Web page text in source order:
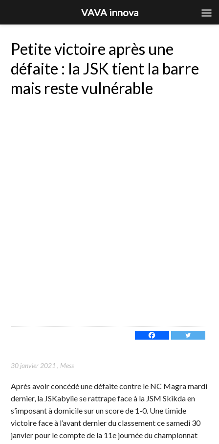
Petite victoire après une
défaite : la JSK tient la barre
mais reste vulnérable
30 janvier 2021 , Mess
Après avoir concédé une défaite contre le NC Magra mardi
dernier, la JSKabylie se rattrape face à la JSM Skikda en
s’imposant à domicile sur un score de 1-0. Une timide
victoire face à l’avant dernier du classement ce samedi 30
janvier pour le compte de la 11e journée du championnat
VAVA innova